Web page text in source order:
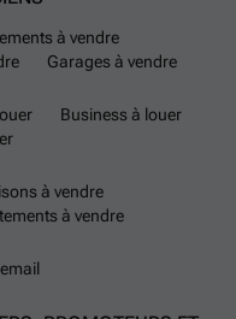
à vendre
Garages à vendre
Business à louer
à vendre
à vendre